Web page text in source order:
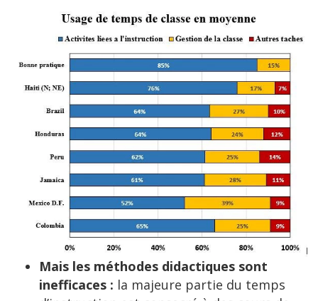
Mais les méthodes didactiques sont
inefficaces : la majeure partie du temps